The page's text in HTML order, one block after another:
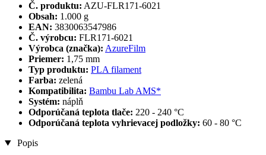
Č. produktu: AZU-FLR171-6021
Obsah: 1.000 g
EAN: 3830063547986
Č. výrobcu: FLR171-6021
Výrobca (značka): AzureFilm
Priemer: 1,75 mm
Typ produktu: PLA filament
Farba: zelená
Kompatibilita: Bambu Lab AMS*
Systém: náplň
Odporúčaná teplota tlače: 220 - 240 °C
Odporúčaná teplota vyhrievacej podložky: 60 - 80 °C
Popis